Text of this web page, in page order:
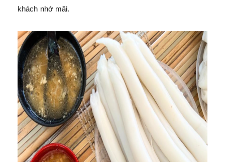
khách nhớ mãi.